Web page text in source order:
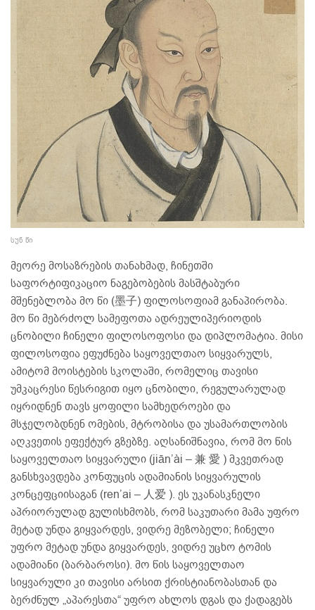
სუნ წი
მეორე მოსაზრების თანახმად, ჩინეთში
საფორტიფიკაციო ნაგებობების მასშტაბური
მშენებლობა მო წი (墨子) ფილოსოფიამ განაპირობა.
მო წი მებრძოლ სამეფოთა ადრეულიპერიოდის
ცნობილი ჩინელი ფილოსოფოსი და დიპლომატია. მისი
ფილოსოფია ეფუძნება საყოველთაო სიყვარულს,
ამიტომ მოისტების სკოლაში, რომელიც თავისი
უმკაცრესი წესრიგით იყო ცნობილი, რეგულარულად
იყრიდნენ თავს ყოფილი სამხედროები და
მსჯელობდნენ ომების, მტრობისა და უსამართლობის
აღკვეთის ეფექტურ გზებზე. აღსანიშნავია, რომ მო წის
საყოველთაო სიყვარული (jiān’ài – 兼 愛 ) მკვეთრად
განსხვავდება კონფუცის ადამიანის სიყვარულის
კონცეფციისაგან (ren’ai – 人爱 ). ეს უკანასკნელი
აპრიორულად გულისხმობს, რომ საკუთარი მამა უფრო
მეტად უნდა გიყვარდეს, ვიდრე მეზობელი; ჩინელი
უფრო მეტად უნდა გიყვარდეს, ვიდრე უცხო ტომის
ადამიანი (ბარბაროსი). მო წის საყოველთაო
სიყვარული კი თავისი არსით ქრისტიანობასთან და
ბერძნულ „აპარესთა“ უფრო ახლოს დგას და ქადაგებს